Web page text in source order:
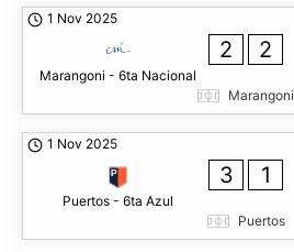
1 Nov 2025
Marangoni - 6ta Nacional
2 2
Marangoni
1 Nov 2025
Puertos - 6ta Azul
3 1
Puertos